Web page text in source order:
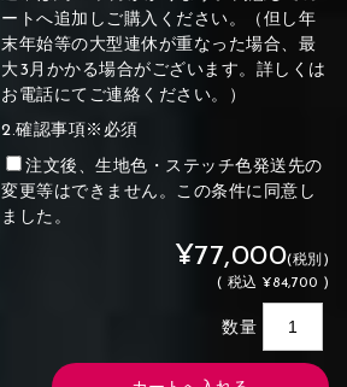
ートへ追加しご購入ください。（但し年
末年始等の大型連休が重なった場合、最
大3月かかる場合がございます。詳しくは
お電話にてご連絡ください。）
2.確認事項※必須
注文後、生地色・ステッチ色発送先の
変更等はできません。この条件に同意し
ました。
¥77,000(税別)
( 税込 ¥84,700 )
数量